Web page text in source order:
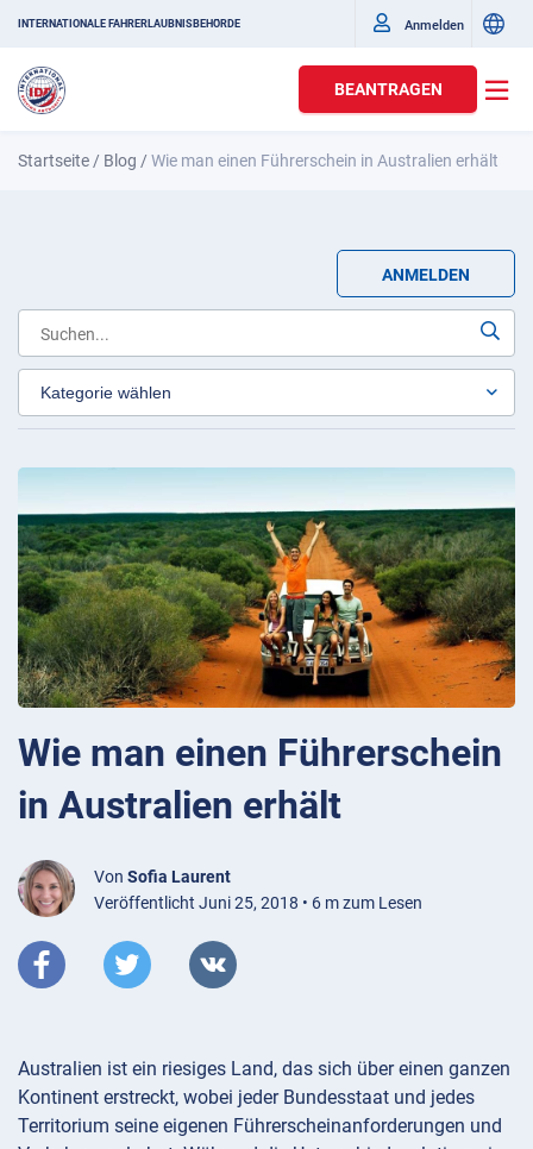
INTERNATIONALE FAHRERLAUBNISBEHÖRDE Anmelden
BEANTRAGEN
Startseite / Blog /Wie man einen Führerschein in Australien erhält
ANMELDEN
Wie man einen Führerschein
in Australien erhält
Von Sofia Laurent
Veröffentlicht Juni 25, 2018 • 6 m zum Lesen
Australien ist ein riesiges Land, das sich über einen ganzen
Kontinent erstreckt, wobei jeder Bundesstaat und jedes
Territorium seine eigenen Führerscheinanforderungen und